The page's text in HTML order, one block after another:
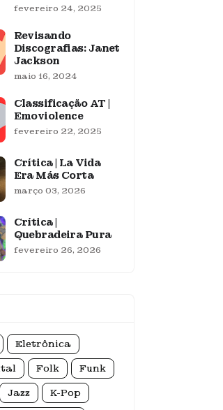
fevereiro 24, 2025
Revisando
Discografias: Janet
Jackson
maio 16, 2024
Classificação AT |
Emoviolence
fevereiro 22, 2025
Crítica | La Vida
Era Más Corta
março 03, 2026
Crítica |
Quebradeira Pura
fevereiro 26, 2026
Eletrônica
Folk Funk
Jazz K-Pop